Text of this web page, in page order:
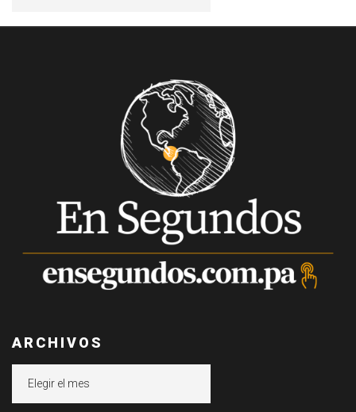
ARCHIVOS